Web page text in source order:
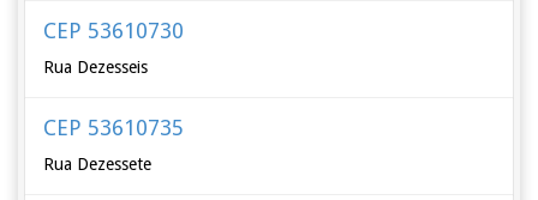
CEP 53610730
Rua Dezesseis
CEP 53610735
Rua Dezessete